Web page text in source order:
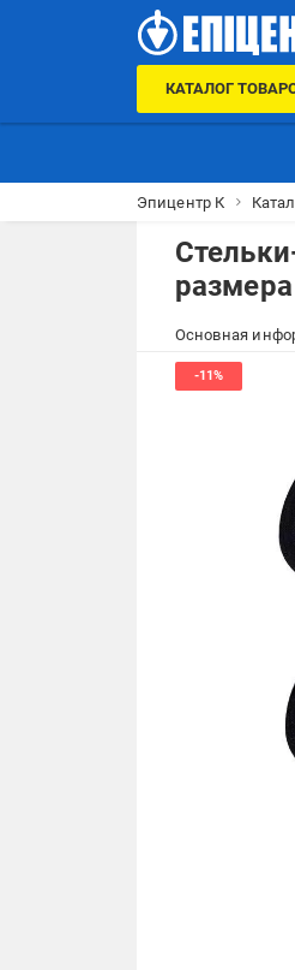
КАТАЛОГ
Эпицентр К
Основная